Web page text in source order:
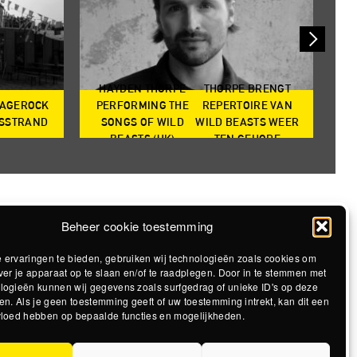
Beheer cookie toestemming
ervaringen te bieden, gebruiken wij technologieën zoals cookies om
je apparaat op te slaan en/of te raadplegen. Door in te stemmen met
kunnen wij gegevens zoals surfgedrag of unieke ID's op deze
Als je geen toestemming geeft of uw toestemming intrekt, kan dit een
hebben op bepaalde functies en mogelijkheden.
HAYDEN THORPE
PERFORMING THE
SONGS OF WILD
BEASTS (UK)
THORPE BRENGT
REPERTOIRE VAN
WILD BEASTS WEER
TEN GEHORE